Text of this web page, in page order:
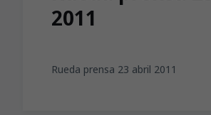
2011
Rueda prensa 23 abril 2011